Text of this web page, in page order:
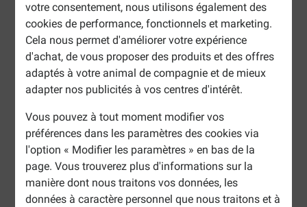
votre consentement, nous utilisons également des
cookies de performance, fonctionnels et marketing.
Cela nous permet d'améliorer votre expérience
d'achat, de vous proposer des produits et des offres
adaptés à votre animal de compagnie et de mieux
adapter nos publicités à vos centres d'intérêt.
Vous pouvez à tout moment modifier vos
préférences dans les paramètres des cookies via
l'option « Modifier les paramètres » en bas de la
page. Vous trouverez plus d'informations sur la
manière dont nous traitons vos données, les
données à caractère personnel que nous traitons et à
Maladies
Problèmes de santé courants chez les chiens et
les chats
Pourquoi mon chien vomit-il?
Pourquoi dois-je vermifuger mon chien ?
Articulations sensibles chez les chiens